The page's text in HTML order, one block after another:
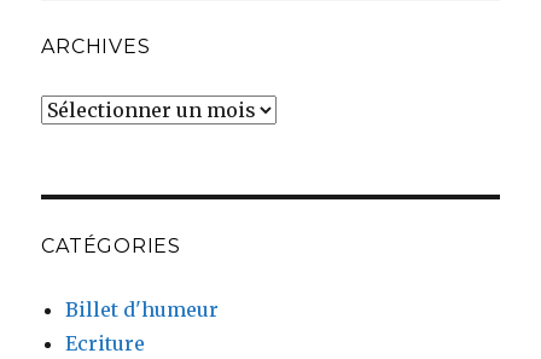
ARCHIVES
Archives
CATÉGORIES
Billet d'humeur
Ecriture